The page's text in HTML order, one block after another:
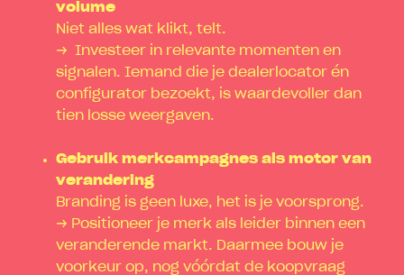
volume
Niet alles wat klikt, telt.
→ Investeer in relevante momenten en
signalen. Iemand die je dealerlocator én
configurator bezoekt, is waardevoller dan
tien losse weergaven.
Gebruik merkcampagnes als motor van
verandering
Branding is geen luxe, het is je voorsprong.
→ Positioneer je merk als leider binnen een
veranderende markt. Daarmee bouw je
voorkeur op, nog vóórdat de koopvraag